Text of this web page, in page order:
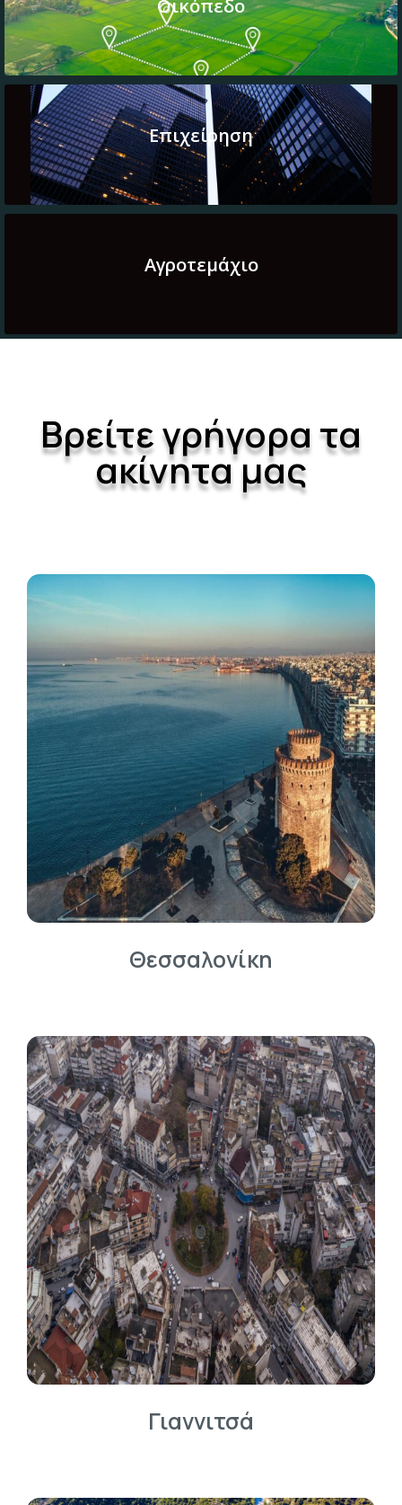
Οικόπεδο
Επιχείρηση
Αγροτεμάχιο
Βρείτε γρήγορα τα
ακίνητα μας
Θεσσαλονίκη
Γιαννιτσά